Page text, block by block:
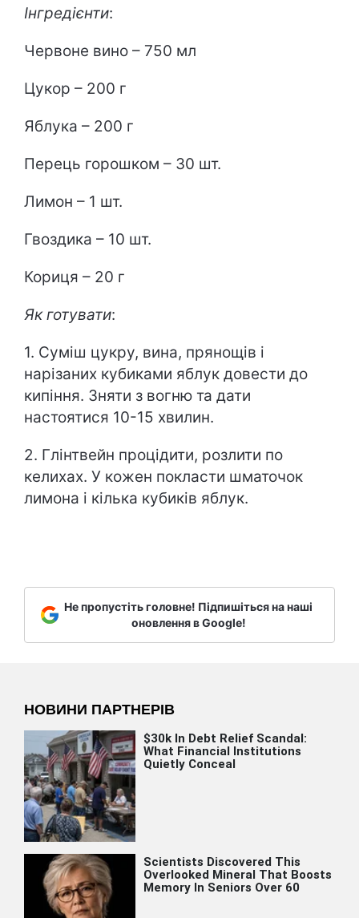
Інгредієнти:
Червоне вино – 750 мл
Цукор – 200 г
Яблука – 200 г
Перець горошком – 30 шт.
Лимон – 1 шт.
Гвоздика – 10 шт.
Кориця – 20 г
Як готувати:
1. Суміш цукру, вина, прянощів і
нарізаних кубиками яблук довести до
кипіння. Зняти з вогню та дати
настоятися 10-15 хвилин.
2. Глінтвейн процідити, розлити по
келихах. У кожен покласти шматочок
лимона і кілька кубиків яблук.
Не пропустіть головне! Підпишіться на наші
оновлення в Google!